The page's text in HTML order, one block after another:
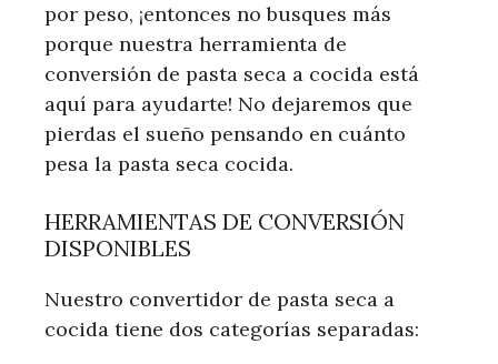
por peso, ¡entonces no busques más
porque nuestra herramienta de
conversión de pasta seca a cocida está
aquí para ayudarte! No dejaremos que
pierdas el sueño pensando en cuánto
pesa la pasta seca cocida.
HERRAMIENTAS DE CONVERSIÓN
DISPONIBLES
Nuestro convertidor de pasta seca a
cocida tiene dos categorías separadas: